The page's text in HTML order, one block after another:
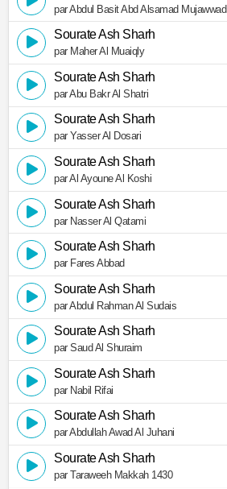
par Abdul Basit Abd Alsamad Mujawwad
Sourate Ash Sharh
par Maher Al Muaiqly
Sourate Ash Sharh
par Abu Bakr Al Shatri
Sourate Ash Sharh
par Yasser Al Dosari
Sourate Ash Sharh
par Al Ayoune Al Koshi
Sourate Ash Sharh
par Nasser Al Qatami
Sourate Ash Sharh
par Fares Abbad
Sourate Ash Sharh
par Abdul Rahman Al Sudais
Sourate Ash Sharh
par Saud Al Shuraim
Sourate Ash Sharh
par Nabil Rifai
Sourate Ash Sharh
par Abdullah Awad Al Juhani
Sourate Ash Sharh
par Taraweeh Makkah 1430